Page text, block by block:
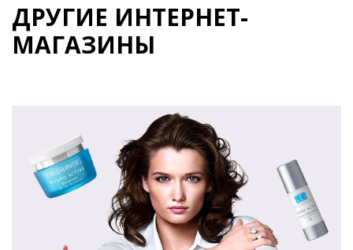
ДРУГИЕ ИНТЕРНЕТ-
МАГАЗИНЫ